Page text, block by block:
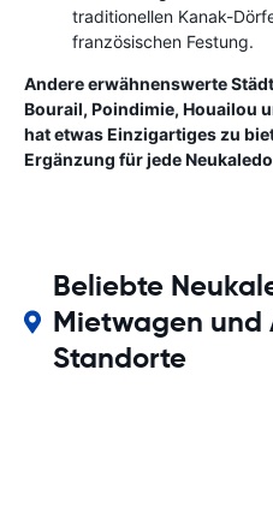
traditionellen Kanak-
französischen Festung.
Andere erwähnenswerte
Bourail, Poindimie, Houailou
hat etwas Einzigartiges zu
Ergänzung für jede
Beliebte
Mietwagen und
Standorte